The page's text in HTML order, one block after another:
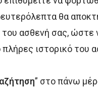
θα
ασθενή σας, ώστε
ιστορικό του
” στο πάνω